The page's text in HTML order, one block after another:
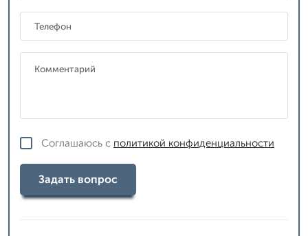
Соглашаюсь с политикой конфиденциальности
Задать вопрос